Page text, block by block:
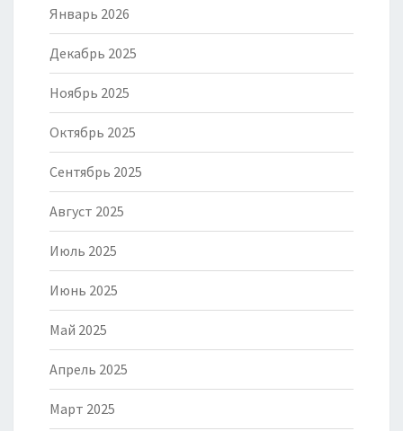
Январь 2026
Декабрь 2025
Ноябрь 2025
Октябрь 2025
Сентябрь 2025
Август 2025
Июль 2025
Июнь 2025
Май 2025
Апрель 2025
Март 2025